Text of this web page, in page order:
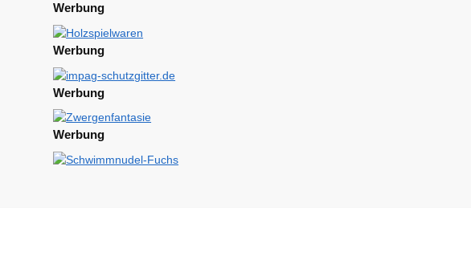
Werbung
Werbung
Werbung
Werbung